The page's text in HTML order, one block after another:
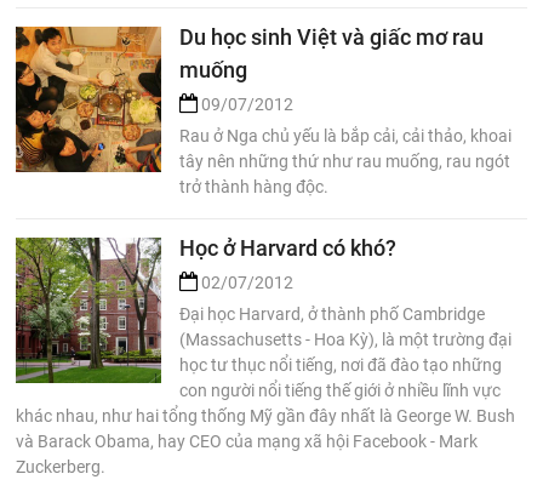
Du học sinh Việt và giấc mơ rau
muống
09/07/2012
Rau ở Nga chủ yếu là bắp cải, cải thảo, khoai
tây nên những thứ như rau muống, rau ngót
trở thành hàng độc.
Học ở Harvard có khó?
02/07/2012
Đại học Harvard, ở thành phố Cambridge
(Massachusetts - Hoa Kỳ), là một trường đại
học tư thục nổi tiếng, nơi đã đào tạo những
con người nổi tiếng thế giới ở nhiều lĩnh vực
khác nhau, như hai tổng thống Mỹ gần đây nhất là George W. Bush
và Barack Obama, hay CEO của mạng xã hội Facebook - Mark
Zuckerberg.